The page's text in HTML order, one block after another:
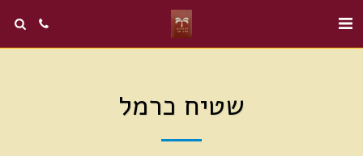
שטיח כרמל